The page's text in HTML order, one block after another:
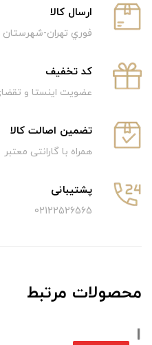
ارسال كالا
فوري تهران-شهرستان
كد تخفيف
عضویت اینستا و
تضمین اصالت کالا
همراه با گارانتی معتبر
پشتیبانی
02122526565
محصولات مرتبط